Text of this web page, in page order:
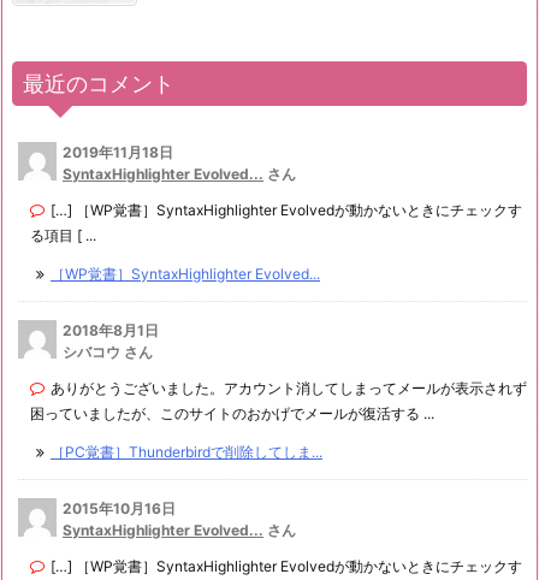
最近のコメント
2019年11月18日
SyntaxHighlighter Evolved... さん
[…] ［WP覚書］SyntaxHighlighter Evolvedが動かないときにチェックす
る項目 [ ...
［WP覚書］SyntaxHighlighter Evolved...
2018年8月1日
シバコウ さん
ありがとうございました。アカウント消してしまってメールが表示されず
困っていましたが、このサイトのおかげでメールが復活する ...
［PC覚書］Thunderbirdで削除してしま...
2015年10月16日
SyntaxHighlighter Evolved... さん
[…] ［WP覚書］SyntaxHighlighter Evolvedが動かないときにチェックす